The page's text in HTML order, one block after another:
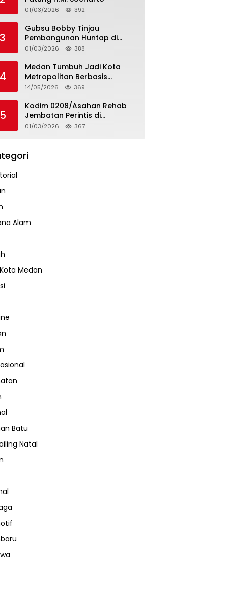
01/03/2026 392
3
Gubsu Bobby Tinjau
Pembangunan Huntap di
Tapteng
01/03/2026 388
4
Medan Tumbuh Jadi Kota
Metropolitan Berbasis
Teknologi
14/05/2026 369
5
Kodim 0208/Asahan Rehab
Jembatan Perintis di
Mandarsah
01/03/2026 367
Alam
Medan
Batu
Natal